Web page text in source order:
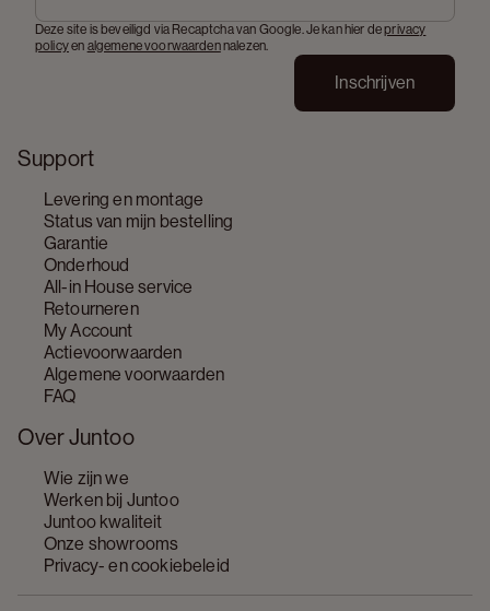
Support
Levering en montage
Status van mijn bestelling
Garantie
Onderhoud
All-in House service
Retourneren
My Account
Actievoorwaarden
Algemene voorwaarden
FAQ
Over Juntoo
Wie zijn we
Werken bij Juntoo
Juntoo kwaliteit
Onze showrooms
Privacy- en cookiebeleid
Deze site is beveiligd via Recaptcha van Google. Je kan hier deprivacy
policyen algemene voorwaardennalezen.
Inschrijven